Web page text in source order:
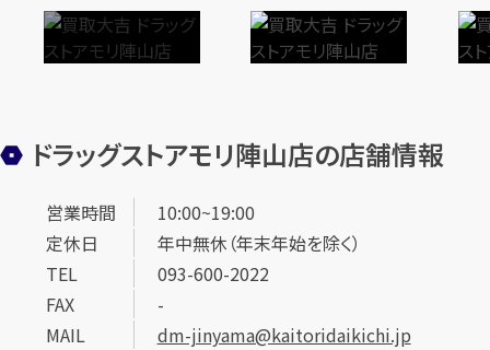
ドラッグストアモリ陣山店の店舗情報
営業時間
10:00~19:00
定休日
年中無休（年末年始を除く）
TEL
093-600-2022
FAX
-
MAIL
dm-jinyama@kaitoridaikichi.jp